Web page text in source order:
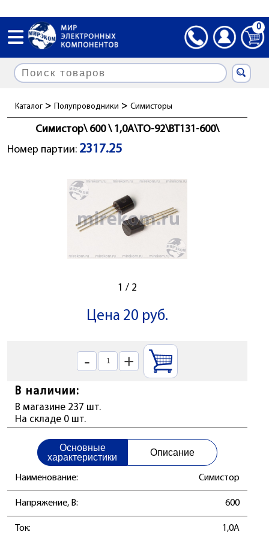
0
Каталог > Полупроводники > Симисторы
Симистор\ 600 \ 1,0А\TO-92\BT131-600\
Номер партии: 2317.25
1 / 2
Цена 20 руб.
- +
В наличии:
В магазине 237 шт.
На складе 0 шт.
Основные
характеристики
Описание
Наименование: Симистор
Напряжение, В: 600
Ток: 1,0А